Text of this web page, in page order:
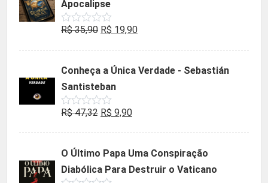
Apocalipse
Avaliação
de
R$35,90 O
era:
R$ 35,90.
R$ 19,90O
é:
Conheça a Única Verdade - Sebastián
Santisteban
Avaliação
de
R$47,32 O
era:
R$ 47,32.
R$ 9,90O
é:
R$ 9,90.
O Último Papa Uma Conspiração
Diabólica Para Destruir o Vaticano